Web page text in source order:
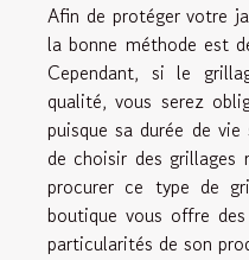
Afin de protéger votre
la bonne méthode est
Cependant, si le
qualité, vous serez
puisque sa durée de
de choisir des
procurer ce type de
boutique vous offre
particularités de son